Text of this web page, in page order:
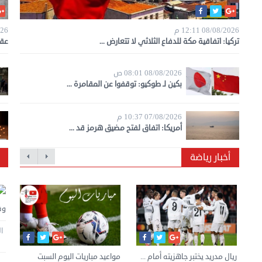
07/
08/08/2026 12:11 م
تركيا: اتفاقية مكة للدفاع الثلاثي لا تتعارض ...
08/08/2026 08:01 ص
بكين لـ طوكيو: توقفوا عن المقامرة ...
07/08/2026 10:37 م
أمريكا: اتفاق لفتح مضيق هرمز قد ...
عمالقة التكنولوجيا يضخون أكثر
طلاق أحمد خالد صالح وهنادي
مهنا
الخميس 30 يوليه 2026 07:45 م
أخبار رياضة
مواعيد مباريات اليوم السبت ريال مدريد يختبر جاهزيته أمام ...